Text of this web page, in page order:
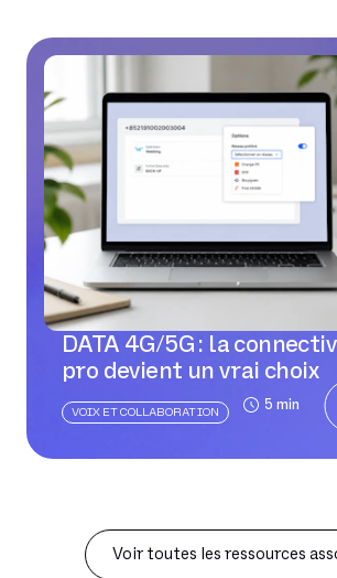
DATA 4G/5G : la
pro devient un vrai choix
VOIX ET COLLABORATION 5 min
Voir toutes les ressources